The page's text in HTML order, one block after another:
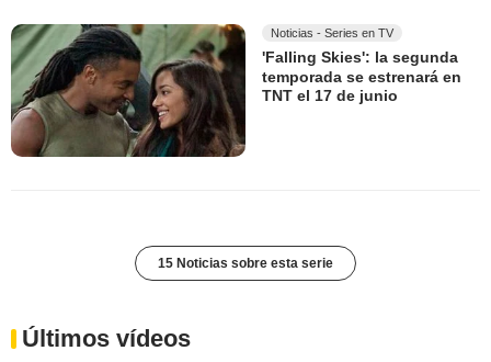
Noticias - Series en TV
'Falling Skies': la segunda
temporada se estrenará en
TNT el 17 de junio
15 Noticias sobre esta serie
Últimos vídeos